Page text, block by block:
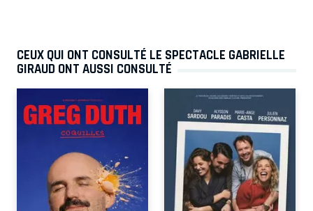
CEUX QUI ONT CONSULTÉ LE SPECTACLE GABRIELLE
GIRAUD ONT AUSSI CONSULTÉ